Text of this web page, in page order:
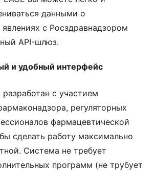
данными о
с Росздравнадзором
API-шлюз.
и удобный интерфейс
с участием
регуляторных
фармацевтической
сделать работу максимально
Система не требует
программ (не трубует